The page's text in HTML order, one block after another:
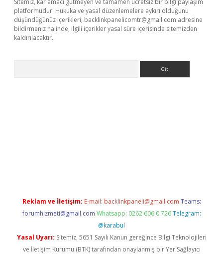
Sitemiz, kar amacı gütmeyen ve tamamen ücretsiz bir bilgi paylaşım
platformudur. Hukuka ve yasal düzenlemelere aykırı olduğunu
düşündüğünüz içerikleri, backlinkpanelicomtr@gmail.com adresine
bildirmeniz halinde, ilgili içerikler yasal süre içerisinde sitemizden
kaldırılacaktır.
Reklam ve İletişim: E-mail: backlinkpaneli@gmail.com Teams:
forumhizmeti@gmail.com Whatsapp: 0262 606 0 726 Telegram:
@karabul
Yasal Uyarı: Sitemiz, 5651 Sayılı Kanun gereğince Bilgi Teknolojileri
ve İletişim Kurumu (BTK) tarafından onaylanmış bir Yer Sağlayıcı